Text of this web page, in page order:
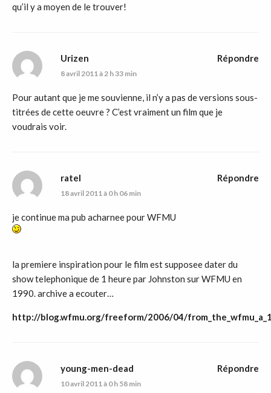
qu’il y a moyen de le trouver!
Urizen
8 avril 2011 à 2 h 33 min
Pour autant que je me souvienne, il n’y a pas de versions sous-
titrées de cette oeuvre ? C’est vraiment un film que je
voudrais voir.
Répondre
ratel
18 avril 2011 à 0 h 06 min
je continue ma pub acharnee pour WFMU
la premiere inspiration pour le film est supposee dater du
show telephonique de 1 heure par Johnston sur WFMU en
1990. archive a ecouter…
http://blog.wfmu.org/freeform/2006/04/
Répondre
young-men-dead
10 avril 2011 à 0 h 58 min
Répondre